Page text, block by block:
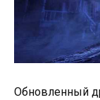
Обновленный